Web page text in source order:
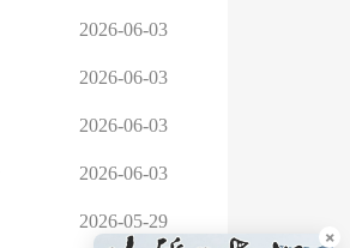
2026-06-03
2026-06-03
2026-06-03
2026-06-03
2026-05-29
×